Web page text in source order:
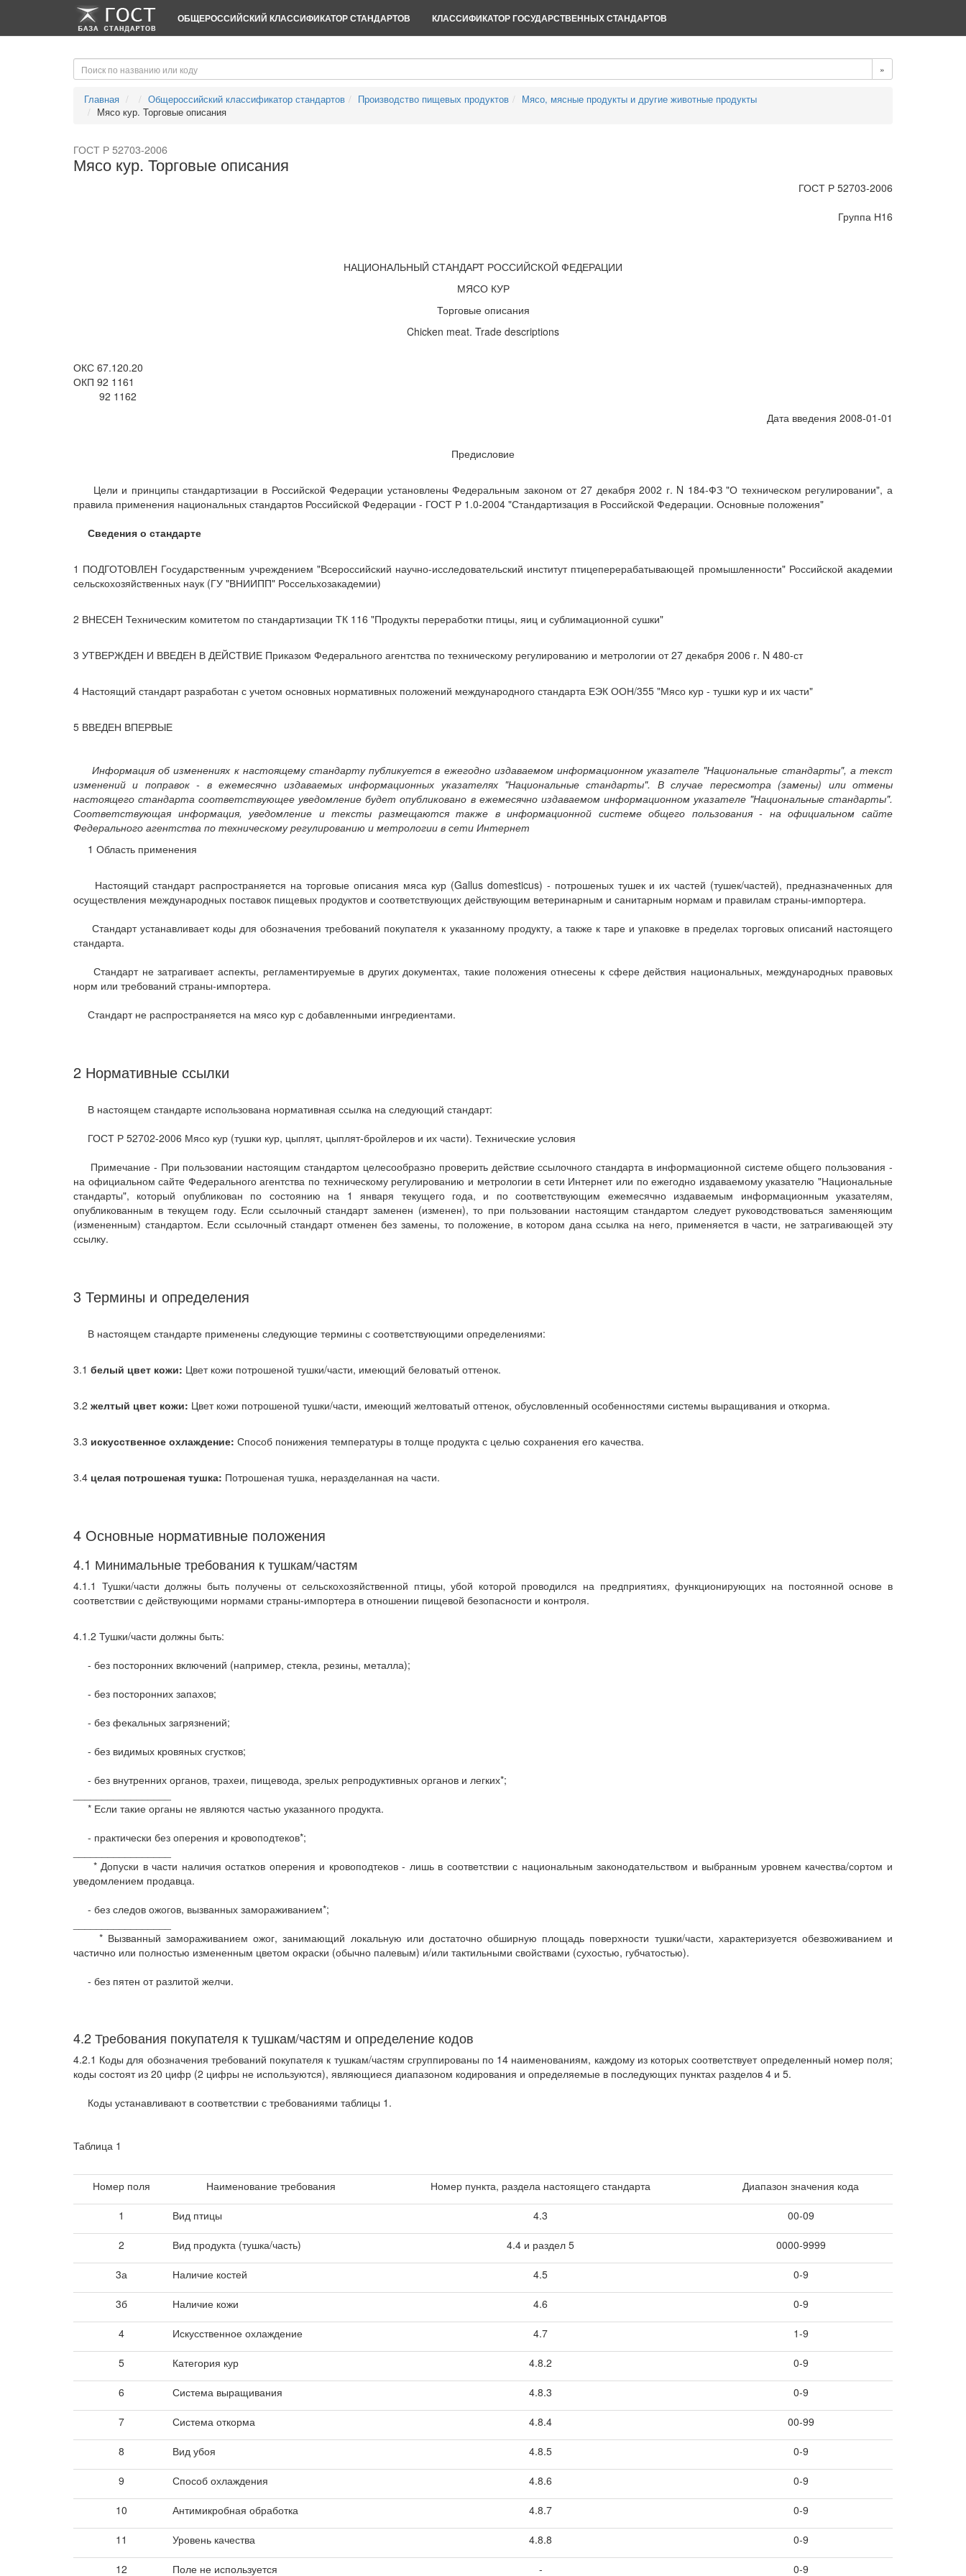
ОБЩЕРОССИЙСКИЙ КЛАССИФИКАТОР СТАНДАРТОВ КЛАССИФИКАТОР ГОСУДАРСТВЕННЫХ СТАНДАРТОВ
»
Главная Общероссийский классификатор стандартов Производство пищевых продуктов
Мясо, мясные продукты и другие животные продукты
Мясо кур. Торговые описания
ГОСТ Р 52703-2006
Мясо кур. Торговые описания
ГОСТ Р 52703-2006
Группа Н16
НАЦИОНАЛЬНЫЙ СТАНДАРТ РОССИЙСКОЙ ФЕДЕРАЦИИ
МЯСО КУР
Торговые описания
Chicken meat. Trade descriptions
ОКС 67.120.20
ОКП 92 1161
92 1162
Дата введения 2008-01-01
Предисловие
Цели и принципы стандартизации в Российской Федерации установлены Федеральным законом от 27 декабря 2002 г. N 184-ФЗ "О техническом регулировании", а
правила применения национальных стандартов Российской Федерации - ГОСТ Р 1.0-2004 "Стандартизация в Российской Федерации. Основные положения"
Сведения о стандарте
1 ПОДГОТОВЛЕН Государственным учреждением "Всероссийский научно-исследовательский институт птицеперерабатывающей промышленности" Российской академии
сельскохозяйственных наук (ГУ "ВНИИПП" Россельхозакадемии)
2 ВНЕСЕН Техническим комитетом по стандартизации ТК 116 "Продукты переработки птицы, яиц и сублимационной сушки"
3 УТВЕРЖДЕН И ВВЕДЕН В ДЕЙСТВИЕ Приказом Федерального агентства по техническому регулированию и метрологии от 27 декабря 2006 г. N 480-ст
4 Настоящий стандарт разработан с учетом основных нормативных положений международного стандарта ЕЭК ООН/355 "Мясо кур - тушки кур и их части"
5 ВВЕДЕН ВПЕРВЫЕ
Информация об изменениях к настоящему стандарту публикуется в ежегодно издаваемом информационном указателе "Национальные стандарты", а текст
изменений и поправок - в ежемесячно издаваемых информационных указателях "Национальные стандарты". В случае пересмотра (замены) или отмены
настоящего стандарта соответствующее уведомление будет опубликовано в ежемесячно издаваемом информационном указателе "Национальные стандарты".
Соответствующая информация, уведомление и тексты размещаются также в информационной системе общего пользования - на официальном сайте
Федерального агентства по техническому регулированию и метрологии в сети Интернет
1 Область применения
Настоящий стандарт распространяется на торговые описания мяса кур (Gallus domesticus) - потрошеных тушек и их частей (тушек/частей), предназначенных для
осуществления международных поставок пищевых продуктов и соответствующих действующим ветеринарным и санитарным нормам и правилам страны-импортера.
Стандарт устанавливает коды для обозначения требований покупателя к указанному продукту, а также к таре и упаковке в пределах торговых описаний настоящего
стандарта.
Стандарт не затрагивает аспекты, регламентируемые в других документах, такие положения отнесены к сфере действия национальных, международных правовых
норм или требований страны-импортера.
Стандарт не распространяется на мясо кур с добавленными ингредиентами.
2 Нормативные ссылки
В настоящем стандарте использована нормативная ссылка на следующий стандарт:
ГОСТ Р 52702-2006 Мясо кур (тушки кур, цыплят, цыплят-бройлеров и их части). Технические условия
Примечание - При пользовании настоящим стандартом целесообразно проверить действие ссылочного стандарта в информационной системе общего пользования -
на официальном сайте Федерального агентства по техническому регулированию и метрологии в сети Интернет или по ежегодно издаваемому указателю "Национальные
стандарты", который опубликован по состоянию на 1 января текущего года, и по соответствующим ежемесячно издаваемым информационным указателям,
опубликованным в текущем году. Если ссылочный стандарт заменен (изменен), то при пользовании настоящим стандартом следует руководствоваться заменяющим
(измененным) стандартом. Если ссылочный стандарт отменен без замены, то положение, в котором дана ссылка на него, применяется в части, не затрагивающей эту
ссылку.
3 Термины и определения
В настоящем стандарте применены следующие термины с соответствующими определениями:
3.1 белый цвет кожи: Цвет кожи потрошеной тушки/части, имеющий беловатый оттенок.
3.2 желтый цвет кожи: Цвет кожи потрошеной тушки/части, имеющий желтоватый оттенок, обусловленный особенностями системы выращивания и откорма.
3.3 искусственное охлаждение: Способ понижения температуры в толще продукта с целью сохранения его качества.
3.4 целая потрошеная тушка: Потрошеная тушка, неразделанная на части.
4 Основные нормативные положения
4.1 Минимальные требования к тушкам/частям
4.1.1 Тушки/части должны быть получены от сельскохозяйственной птицы, убой которой проводился на предприятиях, функционирующих на постоянной основе в
соответствии с действующими нормами страны-импортера в отношении пищевой безопасности и контроля.
4.1.2 Тушки/части должны быть:
- без посторонних включений (например, стекла, резины, металла);
- без посторонних запахов;
- без фекальных загрязнений;
- без видимых кровяных сгустков;
- без внутренних органов, трахеи, пищевода, зрелых репродуктивных органов и легких*;
* Если такие органы не являются частью указанного продукта.
- практически без оперения и кровоподтеков*;
* Допуски в части наличия остатков оперения и кровоподтеков - лишь в соответствии с национальным законодательством и выбранным уровнем качества/сортом и
уведомлением продавца.
- без следов ожогов, вызванных замораживанием*;
* Вызванный замораживанием ожог, занимающий локальную или достаточно обширную площадь поверхности тушки/части, характеризуется обезвоживанием и
частично или полностью измененным цветом окраски (обычно палевым) и/или тактильными свойствами (сухостью, губчатостью).
- без пятен от разлитой желчи.
4.2 Требования покупателя к тушкам/частям и определение кодов
4.2.1 Коды для обозначения требований покупателя к тушкам/частям сгруппированы по 14 наименованиям, каждому из которых соответствует определенный номер поля;
коды состоят из 20 цифр (2 цифры не используются), являющиеся диапазоном кодирования и определяемые в последующих пунктах разделов 4 и 5.
Коды устанавливают в соответствии с требованиями таблицы 1.
Таблица 1
Номер поля Наименование требования Номер пункта, раздела настоящего стандарта Диапазон значения кода
1 Вид птицы 4.3 00-09
2 Вид продукта (тушка/часть) 4.4 и раздел 5 0000-9999
3а Наличие костей 4.5 0-9
3б Наличие кожи 4.6 0-9
4 Искусственное охлаждение 4.7 1-9
5 Категория кур 4.8.2 0-9
6 Система выращивания 4.8.3 0-9
7 Система откорма 4.8.4 00-99
8 Вид убоя 4.8.5 0-9
9 Способ охлаждения 4.8.6 0-9
10 Антимикробная обработка 4.8.7 0-9
11 Уровень качества 4.8.8 0-9
12 Поле не используется - 0-9